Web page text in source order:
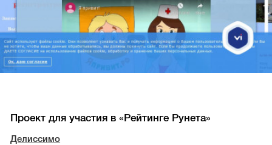
Проект для участия в «Рейтинге Рунета»
Делиссимо